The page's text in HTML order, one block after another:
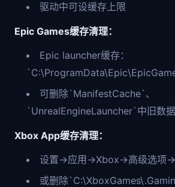
驱动中可设缓存上限
Epic Games缓存清理：
Epic launcher缓存：
可删除`ManifestCache`、
`UnrealEngineLauncher`中旧数据
Xbox App缓存清理：
设置→应用→Xbox→高级选项→
或删除